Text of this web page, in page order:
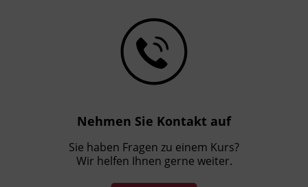
Nehmen Sie Kontakt auf
Sie haben Fragen zu einem Kurs?
Wir helfen Ihnen gerne weiter.